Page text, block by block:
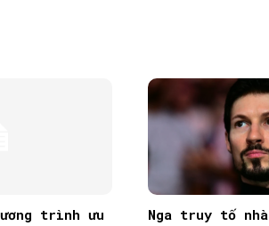
trình ưu
Nga truy tố